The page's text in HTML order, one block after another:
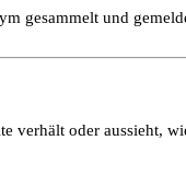
gesammelt und
verhält oder aussieht,